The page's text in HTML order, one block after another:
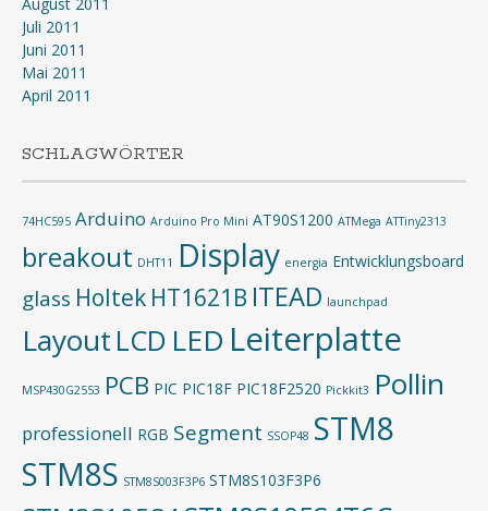
Juli 2011
Juni 2011
Mai 2011
April 2011
SCHLAGWÖRTER
74HC595 Arduino Arduino Pro Mini AT90S1200 ATMega ATTiny2313
breakout DHT11 Display energia Entwicklungsboard
glass Holtek HT1621B ITEAD launchpad
Layout LCD LED Leiterplatte
MSP430G2553 PCB PIC PIC18F PIC18F2520 Pickkit3 Pollin
professionell RGB Segment SSOP48 STM8
STM8S STM8S003F3P6 STM8S103F3P6